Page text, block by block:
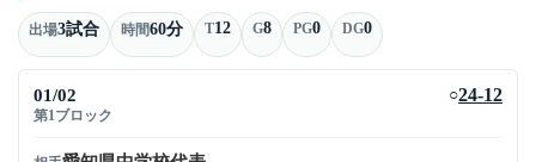
出場3試合 時間60分 T12 G8 PG0 DG0
01/02
第1ブロック
○24-12